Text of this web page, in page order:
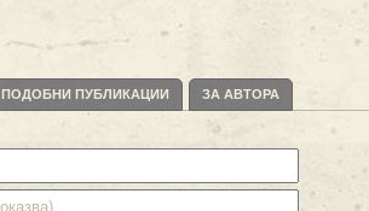
ПОДОБНИ ПУБЛИКАЦИИ ЗА АВТОРА